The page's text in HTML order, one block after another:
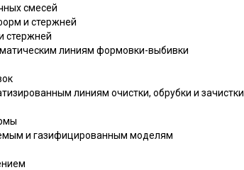
смесей
и стержней
стержней
линиям формовки-выбивки
линиям очистки, обрубки и зачистки
и газифицированным моделям